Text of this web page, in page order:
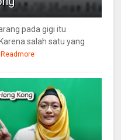
pada gigi itu
salah satu yang
Readmore